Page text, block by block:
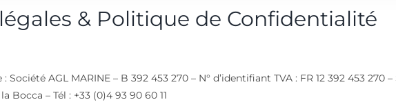
& Politique de Confidentialité
AGL MARINE – B 392 453 270 – N° d’identifiant TVA : FR 12 392 453 270 –
Bocca – Tél : +33 (0)4 93 90 60 11